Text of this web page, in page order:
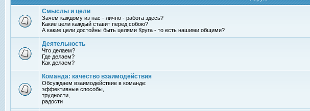
Смыслы и цели
Зачем каждому из нас - лично - работа здесь?
Какие цели каждый ставит перед собою?
А какие цели достойны быть целями Круга - то есть нашими общими?
Деятельность
Что делаем?
Где делаем?
Как делаем?
Команда: качество взаимодействия
Обсуждаем взаимодействие в команде:
эффективные способы,
трудности,
радости